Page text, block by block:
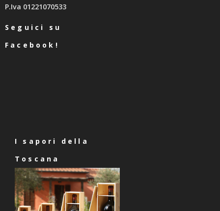
P.Iva 01221070533
Seguici su
Facebook!
I sapori della
Toscana